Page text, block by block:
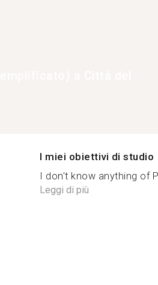
I miei obiettivi di studio
I don't know anything of
Leggi di più